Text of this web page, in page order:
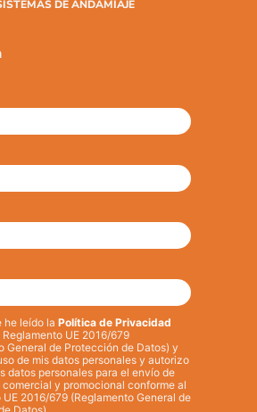
DE ANDAMIAJE
he leído la Política de Privacidad
UE 2016/679
General de Protección de Datos) y
mis datos personales y autorizo
datos personales para el envío de
y promocional conforme al
UE 2016/679 (Reglamento General de